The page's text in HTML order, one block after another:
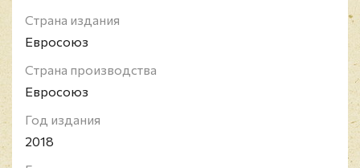
Страна издания
Евросоюз
Страна производства
Евросоюз
Год издания
2018